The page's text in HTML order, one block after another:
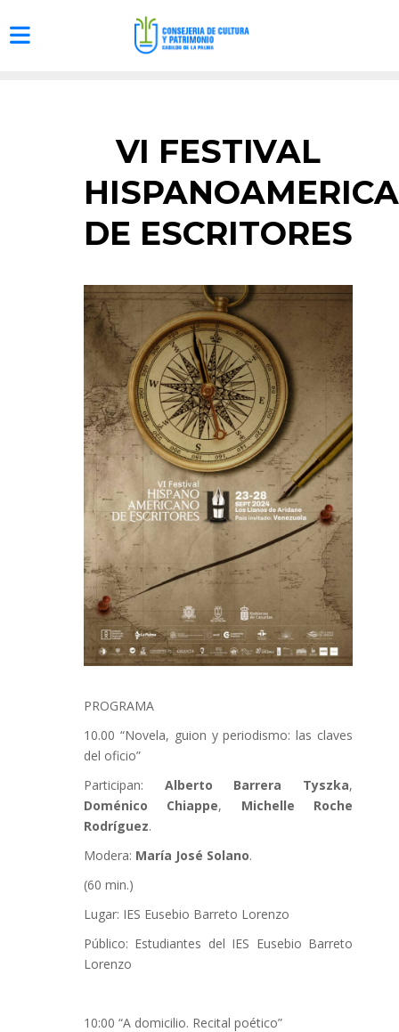
VI FESTIVAL
DE ESCRITORES
PROGRAMA
10.00 “Novela, guion y periodismo: las claves
del oficio”
Participan: Alberto Barrera Tyszka,
Doménico Chiappe, Michelle Roche
Rodríguez.
Modera: María José Solano.
(60 min.)
Lugar: IES Eusebio Barreto Lorenzo
Público: Estudiantes del IES Eusebio Barreto
Lorenzo
10:00 “A domicilio. Recital poético”